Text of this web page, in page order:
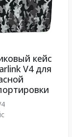
кейс
V4 для